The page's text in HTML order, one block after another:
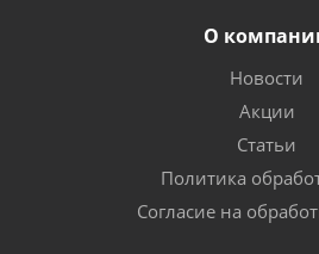
О
Новости
Акции
Статьи
Политика
Согласие на